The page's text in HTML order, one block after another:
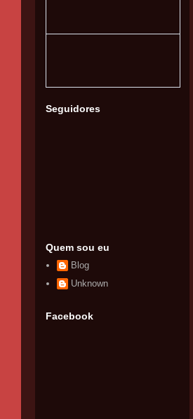
Seguidores
Quem sou eu
Blog
Unknown
Facebook